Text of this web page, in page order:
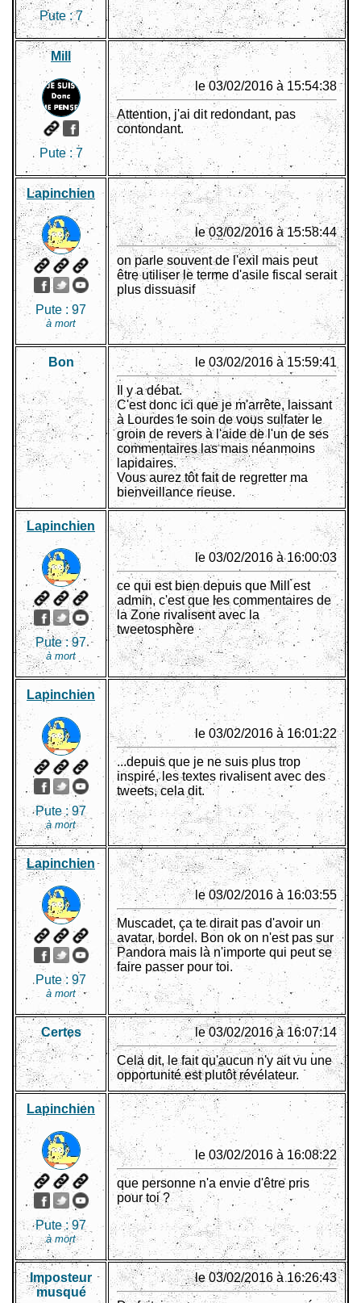
Pute :7
Mill
Pute : 7
le 03/02/2016 à 15:54:38
Attention, j'ai dit redondant, pas
contondant.
Lapinchien
Pute : 97
à mort
le 03/02/2016 à 15:58:44
on parle souvent de l'exil mais peut
être utiliser le terme d'asile fiscal serait
plus dissuasif
Bon le 03/02/2016 à 15:59:41
Il y a débat.
C'est donc ici que je m'arrête, laissant
à Lourdes le soin de vous sulfater le
groin de revers à l'aide de l'un de ses
commentaires las mais néanmoins
lapidaires.
Vous aurez tôt fait de regretter ma
bienveillance rieuse.
Lapinchien
Pute :97
à mort
le 03/02/2016 à 16:00:03
ce qui est bien depuis que Mill est
admin, c'est que les commentaires de
la Zone rivalisent avec la
tweetosphère
Lapinchien
Pute :97
à mort
le 03/02/2016 à 16:01:22
...depuis que je ne suis plus trop
inspiré, les textes rivalisent avec des
tweets, cela dit.
Lapinchien
Pute : 97
à mort
le 03/02/2016 à 16:03:55
Muscadet, ça te dirait pas d'avoir un
avatar, bordel. Bon ok on n'est pas sur
Pandora mais là n'importe qui peut se
faire passer pour toi.
Certes le 03/02/2016 à 16:07:14
Cela dit, le fait qu'aucun n'y ait vu une
opportunité est plutôt révélateur.
Lapinchien
Pute :97
à mort
le 03/02/2016 à 16:08:22
que personne n'a envie d'être pris
pour toi ?
Imposteur
musqué
le 03/02/2016 à 16:26:43